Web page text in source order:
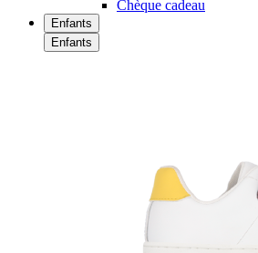
Chèque cadeau
Enfants
Enfants